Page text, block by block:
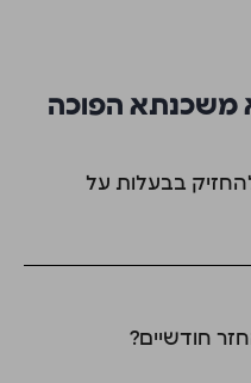
משכנתא הפוכה
בבעלות על
חודשיים?